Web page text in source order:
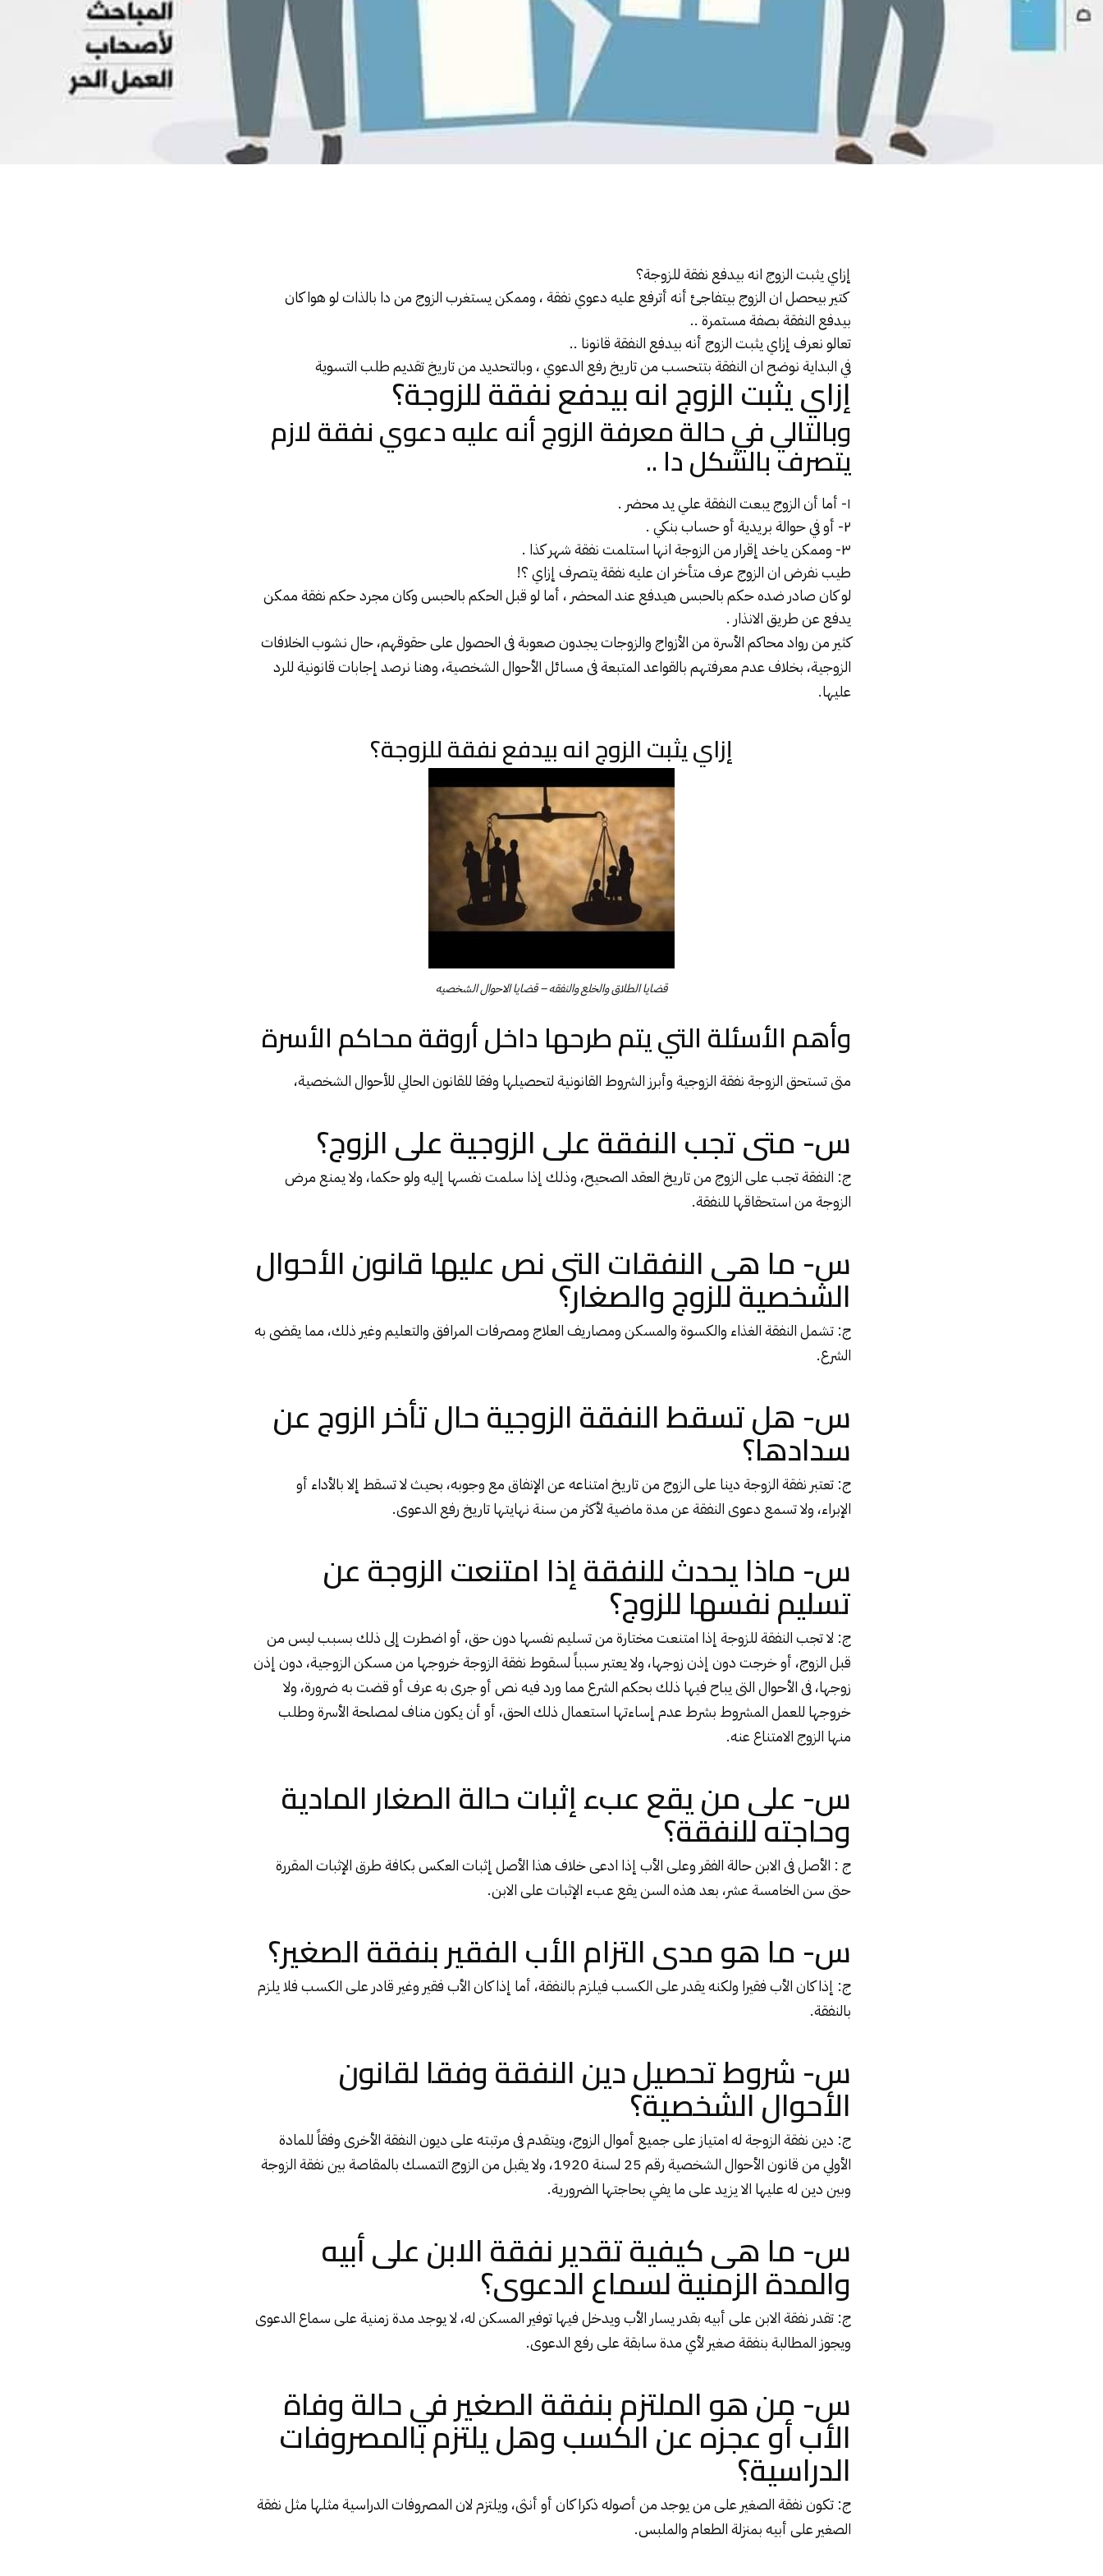
إزاي يثبت الزوج انه بيدفع نفقةللزوجة؟
كتير بيحصل ان الزوج بيتفاجئ أنه أترفع عليه دعوي نفقة ، وممكن يستغرب الزوج من دا بالذات لو هوا كان
بيدفع النفقةبصفة مستمرة ..
تعالو نعرف إزاي يثبت الزوج أنه بيدفع النفقةقانونا ..
في البداية نوضح انالنفقةبتتحسب من تاريخ رفع الدعوي ، وبالتحديد من تاريخ تقديم طلب التسوية
إزاي يثبت الزوج انه بيدفع نفقة للزوجة؟
وبالتالي في حالة معرفة الزوج أنه عليه دعوي نفقة لازم
يتصرف بالشكل دا ..
١- أما أن الزوج يبعت النفقةعلي يد محضر .
٢- أو في حوالة بريدية أو حساب بنكي .
٣- وممكن ياخد إقرار من الزوجة انها استلمت نفقة شهر كذا .
طيب نفرض ان الزوج عرف متأخر ان عليهنفقةيتصرف إزاي ؟!
لو كان صادر ضده حكم بالحبس هيدفع عند المحضر ، أما لو قبل الحكم بالحبس وكان مجرد حكم نفقة ممكن
يدفع عن طريق الانذار .
كثير من رواد محاكم الأسرة من الأزواج والزوجات يجدون صعوبة فى الحصول على حقوقهم، حال نشوب الخلافات
الزوجية، بخلاف عدم معرفتهم بالقواعد المتبعة فى مسائل الأحوال الشخصية، وهنا نرصد إجابات قانونية للرد
عليها.
إزاي يثبت الزوج انه بيدفع نفقة للزوجة؟
قضايا الطلاق والخلع والنفقه – قضايا الاحوال الشخصيه
وأهم الأسئلة التي يتم طرحها داخل أروقة محاكم الأسرة
متى تستحق الزوجة نفقة الزوجية وأبرز الشروط القانونية لتحصيلها وفقا للقانون الحالي للأحوال الشخصية،
س- متى تجب النفقة على الزوجية على الزوج؟
ج: النفقة تجب على الزوج من تاريخ العقد الصحيح، وذلك إذا سلمت نفسها إليه ولو حكما، ولا يمنع مرض
الزوجة من استحقاقها للنفقة.
س- ما هى النفقات التى نص عليها قانون الأحوال
الشخصية للزوج والصغار؟
ج: تشمل النفقة الغذاء والكسوة والمسكن ومصاريف العلاج ومصرفات المرافق والتعليم وغير ذلك، مما يقضى به
الشرع.
س- هل تسقط النفقة الزوجية حال تأخر الزوج عن
سدادها؟
ج: تعتبر نفقة الزوجة دينا على الزوج من تاريخ امتناعه عن الإنفاق مع وجوبه، بحيث لا تسقط إلا بالأداء أو
الإبراء، ولا تسمع دعوى النفقة عن مدة ماضية لأكثر من سنة نهايتها تاريخ رفع الدعوى.
س- ماذا يحدث للنفقة إذا امتنعت الزوجة عن
تسليم نفسها للزوج؟
ج: لا تجب النفقة للزوجة إذا امتنعت مختارة من تسليم نفسها دون حق، أو اضطرت إلى ذلك بسبب ليس من
قبل الزوج، أو خرجت دون إذن زوجها، ولا يعتبر سبباً لسقوط نفقة الزوجة خروجها من مسكن الزوجية، دون إذن
زوجها، فى الأحوال التى يباح فيها ذلك بحكم الشرع مما ورد فيه نص أو جرى به عرف أو قضت به ضرورة، ولا
خروجها للعمل المشروط بشرط عدم إساءتها استعمال ذلك الحق، أو أن يكون مناف لمصلحة الأسرة وطلب
منها الزوج الامتناع عنه.
س- على من يقع عبء إثبات حالة الصغار المادية
وحاجته للنفقة؟
ج : الأصل فى الابن حالة الفقر وعلى الأب إذا ادعى خلاف هذا الأصل إثبات العكس بكافة طرق الإثبات المقررة
حتى سن الخامسة عشر، بعد هذه السن يقع عبء الإثبات على الابن.
س- ما هو مدى التزام الأب الفقير بنفقة الصغير؟
ج: إذا كان الأب فقيرا ولكنه يقدر على الكسب فيلزم بالنفقة، أما إذا كان الأب فقير وغير قادر على الكسب فلا يلزم
بالنفقة.
س- شروط تحصيل دين النفقة وفقا لقانون
الأحوال الشخصية؟
ج: دين نفقة الزوجة له امتياز على جميع أموال الزوج، ويتقدم فى مرتبته على ديون النفقة الأخرى وفقاً للمادة
الأولي من قانون الأحوال الشخصية رقم 25 لسنة 1920، ولا يقبل من الزوج التمسك بالمقاصة بين نفقة الزوجة
وبين دين له عليها الا يزيد على ما يفي بحاجتها الضرورية.
س- ما هى كيفية تقدير نفقة الابن على أبيه
والمدة الزمنية لسماع الدعوى؟
ج: تقدر نفقة الابن على أبيه بقدر يسار الأب ويدخل فيها توفير المسكن له، لا يوجد مدة زمنية على سماع الدعوى
ويجوز المطالبة بنفقة صغير لأي مدة سابقة على رفع الدعوى.
س- من هو الملتزم بنفقة الصغير في حالة وفاة
الأب أو عجزه عن الكسب وهل يلتزم بالمصروفات
الدراسية؟
ج: تكون نفقة الصغير على من يوجد من أصوله ذكرا كان أو أنثى، ويلتزم لان المصروفات الدراسية مثلها مثل نفقة
الصغير على أبيه بمنزلة الطعام والملبس.